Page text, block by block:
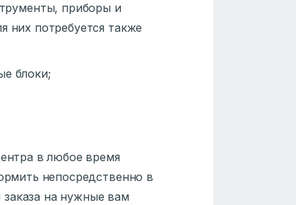
приборы и
них потребуется также
блоки;
в любое время
непосредственно в
на нужные вам